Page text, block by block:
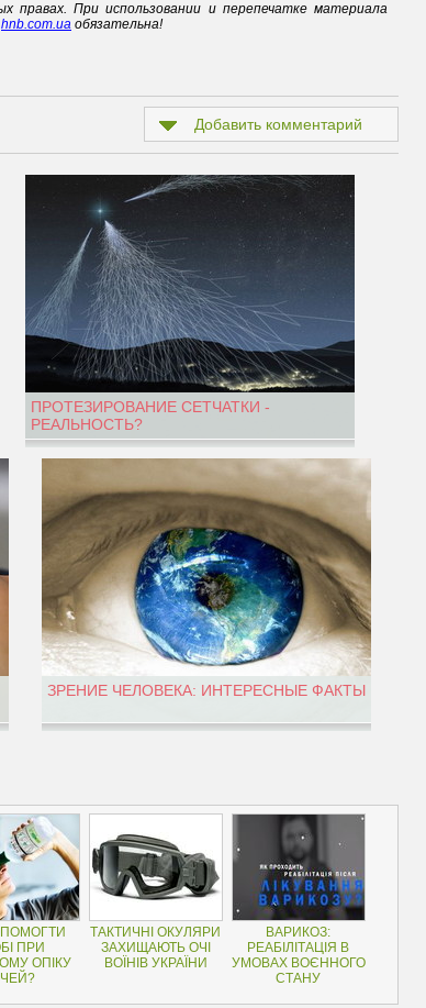
При использовании и перепечатке материала
hnb.com.ua обязательна!
Добавить комментарий
ПРОТЕЗИРОВАНИЕ СЕТЧАТКИ -
РЕАЛЬНОСТЬ?
ЗРЕНИЕ ЧЕЛОВЕКА: ИНТЕРЕСНЫЕ ФАКТЫ
ПРИ
ОПІКУ
ТАКТИЧНІ ОКУЛЯРИ
ЗАХИЩАЮТЬ ОЧІ
ВОЇНІВ УКРАЇНИ
ВАРИКОЗ:
РЕАБІЛІТАЦІЯ В
УМОВАХ ВОЄННОГО
СТАНУ